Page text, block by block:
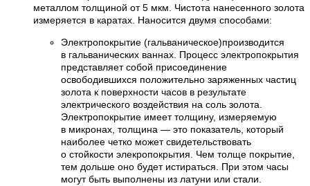
металлом толщиной от 5 мкм. Чистота нанесенного золота
измеряется в каратах. Наносится двумя способами:
Электропокрытие (гальваническое)производится
в гальванических ваннах. Процесс электропокрытия
представляет собой присоединение
освободившихся положительно заряженных частиц
золота к поверхности часов в результате
электрического воздействия на соль золота.
Электропокрытие имеет толщину, измеряемую
в микронах, толщина — это показатель, который
наиболее четко может свидетельствовать
о стойкости элекропокрытия. Чем толще покрытие,
тем дольше оно будет истираться. При этом часы
могут быть выполнены из латуни или стали.